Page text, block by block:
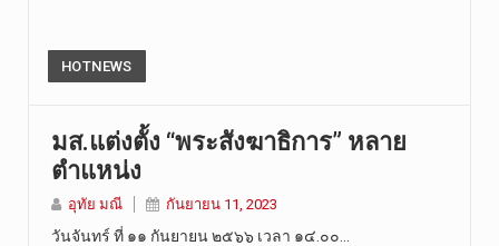
วันที่ 8 ส…
HOTNEWS
มส.แต่งตั้ง “พระสังฆาธิการ” หลาย
ตำแหน่ง
อุทัย มณี กันยายน 11, 2023
วันจันทร์ ที่ ๑๑ กันยายน ๒๕๖๖ เวลา ๑๔.๐๐…